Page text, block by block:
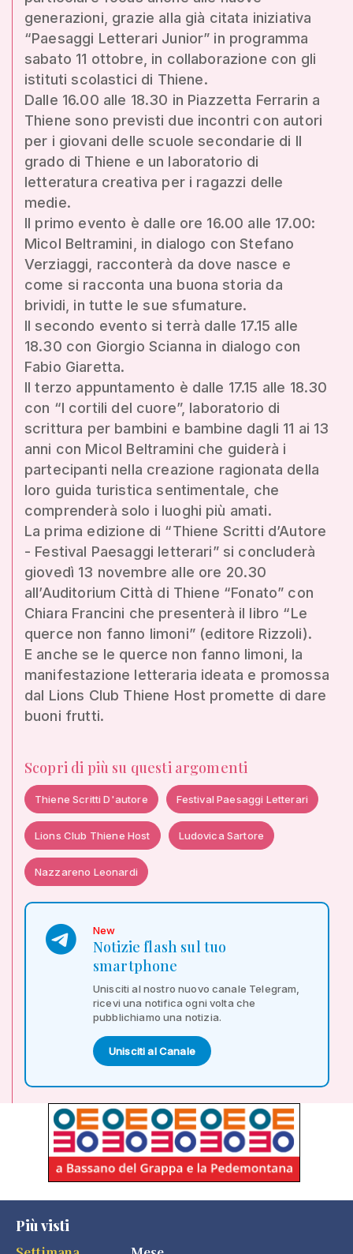
generazioni, grazie alla già citata iniziativa
“Paesaggi Letterari Junior” in programma
sabato 11 ottobre, in collaborazione con gli
istituti scolastici di Thiene.
Dalle 16.00 alle 18.30 in Piazzetta Ferrarin a
Thiene sono previsti due incontri con autori
per i giovani delle scuole secondarie di II
grado di Thiene e un laboratorio di
letteratura creativa per i ragazzi delle
medie.
Il primo evento è dalle ore 16.00 alle 17.00:
Micol Beltramini, in dialogo con Stefano
Verziaggi, racconterà da dove nasce e
come si racconta una buona storia da
brividi, in tutte le sue sfumature.
Il secondo evento si terrà dalle 17.15 alle
18.30 con Giorgio Scianna in dialogo con
Fabio Giaretta.
Il terzo appuntamento è dalle 17.15 alle 18.30
con “I cortili del cuore”, laboratorio di
scrittura per bambini e bambine dagli 11 ai 13
anni con Micol Beltramini che guiderà i
partecipanti nella creazione ragionata della
loro guida turistica sentimentale, che
comprenderà solo i luoghi più amati.
La prima edizione di “Thiene Scritti d’Autore
- Festival Paesaggi letterari” si concluderà
giovedì 13 novembre alle ore 20.30
all’Auditorium Città di Thiene “Fonato” con
Chiara Francini che presenterà il libro “Le
querce non fanno limoni” (editore Rizzoli).
E anche se le querce non fanno limoni, la
manifestazione letteraria ideata e promossa
dal Lions Club Thiene Host promette di dare
buoni frutti.
Scopri di più su questi argomenti
Thiene Scritti D'autore Festival Paesaggi Letterari
Lions Club Thiene Host Ludovica Sartore
Nazzareno Leonardi
New
Notizie flash sul tuo
smartphone
Unisciti al nostro nuovo canale Telegram,
ricevi una notifica ogni volta che
pubblichiamo una notizia.
Unisciti al Canale
Più visti